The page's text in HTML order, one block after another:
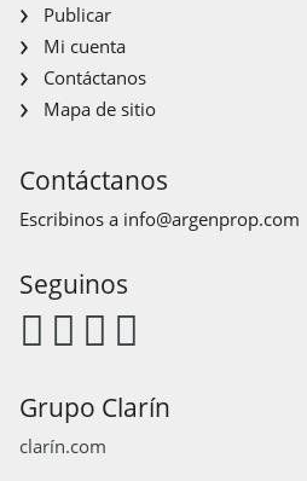
Publicar
Mi cuenta
Contáctanos
Mapa de sitio
Contáctanos
Escribinos a info@argenprop.com
Seguinos
Grupo Clarín
clarín.com